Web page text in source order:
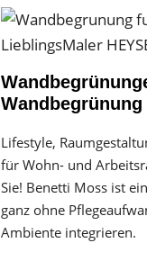
Lifestyle,
für Wohn- und
Sie! Benetti Moss ist
ganz ohne
Ambiente integrieren.